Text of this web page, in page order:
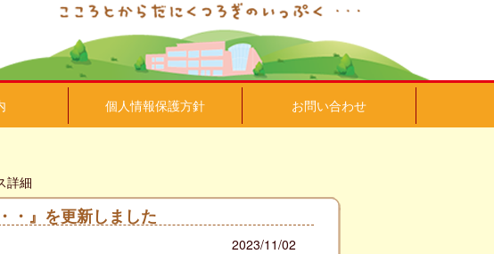
個人情報保護方針 お問い合わせ
詳細
・』を更新しました
2023/11/02